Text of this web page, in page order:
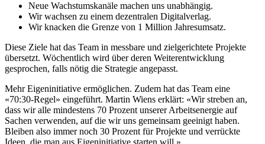
Neue Wachstumskanäle machen uns unabhängig.
Wir wachsen zu einem dezentralen Digitalverlag.
Wir knacken die Grenze von 1 Million Jahresumsatz.
Diese Ziele hat das Team in messbare und zielgerichtete Projekte
übersetzt. Wöchentlich wird über deren Weiterentwicklung
gesprochen, falls nötig die Strategie angepasst.
Mehr Eigeninitiative ermöglichen. Zudem hat das Team eine
«70:30-Regel» eingeführt. Martin Wiens erklärt: «Wir streben an,
dass wir alle mindestens 70 Prozent unserer Arbeitsenergie auf
Sachen verwenden, auf die wir uns gemeinsam geeinigt haben.
Bleiben also immer noch 30 Prozent für Projekte und verrückte